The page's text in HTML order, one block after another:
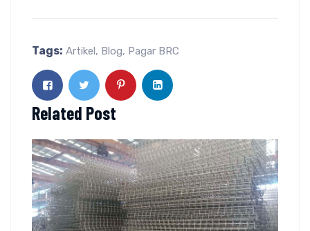
Tags: Artikel , Blog, Pagar BRC
Related Post